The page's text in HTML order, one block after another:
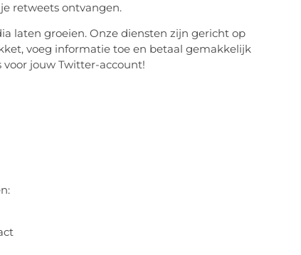
retweets ontvangen.
laten groeien. Onze diensten zijn gericht op
voeg informatie toe en betaal gemakkelijk
jouw Twitter-account!